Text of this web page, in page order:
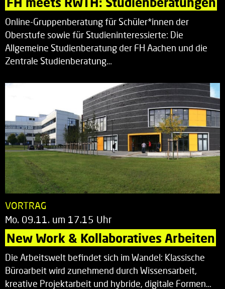
Online-Gruppenberatung für Schüler*innen der
Oberstufe sowie für Studieninteressierte: Die
Allgemeine Studienberatung der FH Aachen und die
Zentrale Studienberatung…
VORTRAG
Mo. 09.11. um 17.15 Uhr
New Work & Kollaboratives Arbeiten
Die Arbeitswelt befindet sich im Wandel: Klassische
Büroarbeit wird zunehmend durch Wissensarbeit,
kreative Projektarbeit und hybride, digitale Formen…